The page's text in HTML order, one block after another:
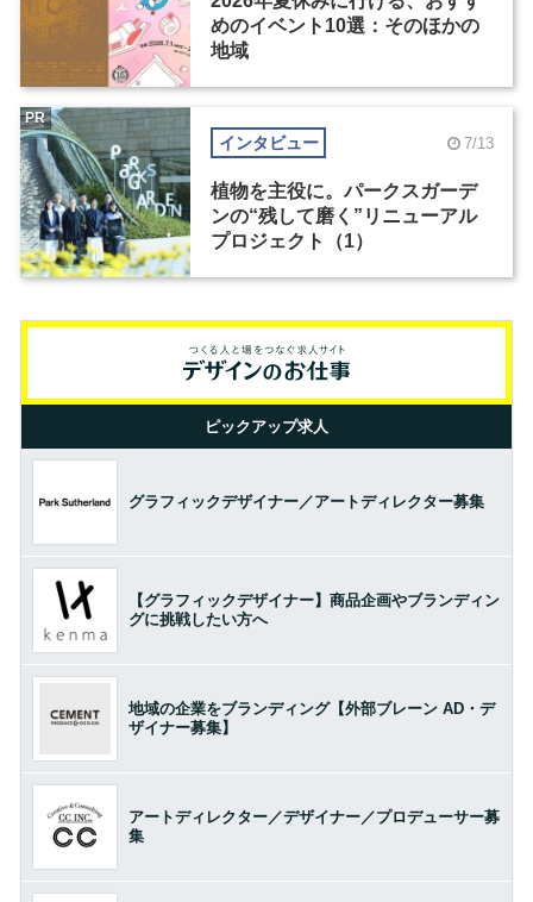
めのイベント10選：そのほかの
地域
インタビュー 7/13
植物を主役に。パークスガーデ
ンの“残して磨く”リニューアル
プロジェクト（1）
PR
ピックアップ求人
グラフィックデザイナー／アートディレクター募集
【グラフィックデザイナー】商品企画やブランディン
グに挑戦したい方へ
地域の企業をブランディング【外部ブレーン AD・デ
ザイナー募集】
アートディレクター／デザイナー／プロデューサー募
集